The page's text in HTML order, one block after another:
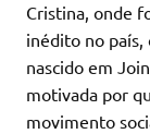
Cristina, onde
inédito no país,
nascido em
motivada por
movimento